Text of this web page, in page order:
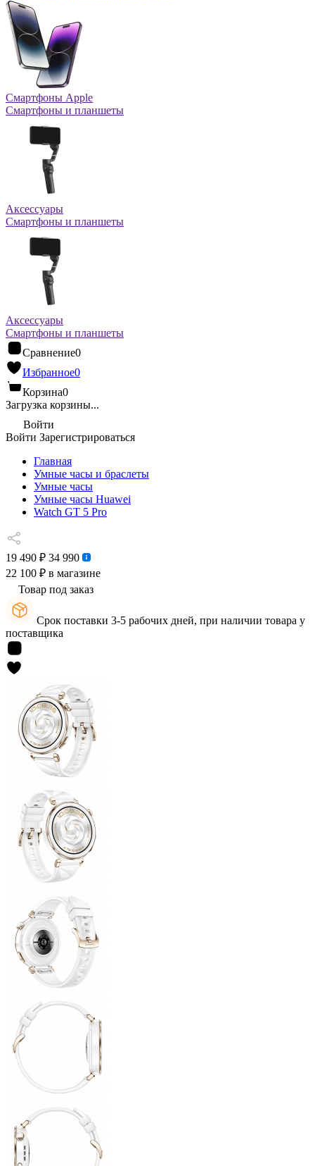
Смартфоны Apple
Смартфоны и планшеты
Аксессуары
Смартфоны и планшеты
Аксессуары
Смартфоны и планшеты
Сравнение0
Избранное0
Корзина0
Загрузка корзины...
Войти
Войти Зарегистрироваться
Главная
Умные часы и браслеты
Умные часы
Умные часы Huawei
Watch GT 5 Pro
19 490 ₽ 34 990
22 100 ₽ в магазине
Товар под заказ
Срок поставки 3-5 рабочих дней, при наличии товара у
поставщика